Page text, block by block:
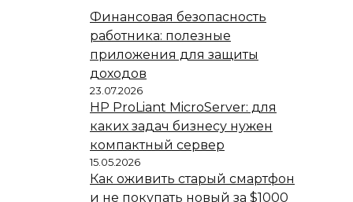
Финансовая безопасность
работника: полезные
приложения для защиты
доходов
23.07.2026
HP ProLiant MicroServer: для
каких задач бизнесу нужен
компактный сервер
15.05.2026
Как оживить старый смартфон
и не покупать новый за $1000